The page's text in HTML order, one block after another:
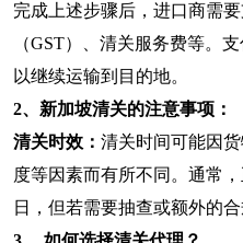
完成上述步骤后，进口商需
（GST）、清关服务费等。
以继续运输到目的地。
2、新加坡清关的注意事项：
清关时效： 清关时间可能因
度等因素而有所不同。通常
日，但若需要抽查或额外的